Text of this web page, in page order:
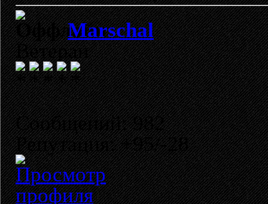
Marschal
Ветеран
Сообщений: 982
Репутация: +95/-28